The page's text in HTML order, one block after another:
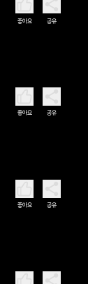
좋아요 공유
좋아요 공유
좋아요 공유